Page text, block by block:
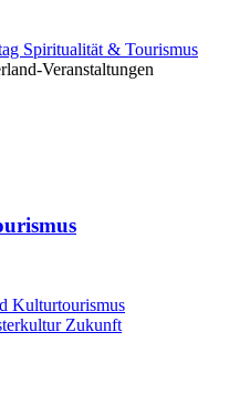
Kulturtourismus
Zukunft